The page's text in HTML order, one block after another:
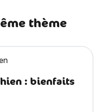
thème
: bienfaits